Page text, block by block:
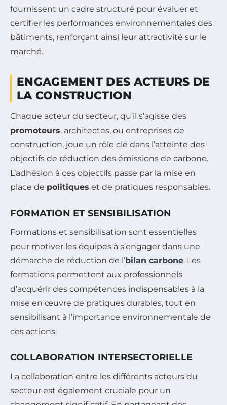
fournissent un cadre structuré pour évaluer et
certifier les performances environnementales des
bâtiments, renforçant ainsi leur attractivité sur le
marché.
ENGAGEMENT DES ACTEURS DE
LA CONSTRUCTION
Chaque acteur du secteur, qu’il s’agisse des
promoteurs, architectes, ou entreprises de
construction, joue un rôle clé dans l’atteinte des
objectifs de réduction des émissions de carbone.
L’adhésion à ces objectifs passe par la mise en
place de politiques et de pratiques responsables.
FORMATION ET SENSIBILISATION
Formations et sensibilisation sont essentielles
pour motiver les équipes à s’engager dans une
démarche de réduction de l’bilan carbone. Les
formations permettent aux professionnels
d’acquérir des compétences indispensables à la
mise en œuvre de pratiques durables, tout en
sensibilisant à l’importance environnementale de
ces actions.
COLLABORATION INTERSECTORIELLE
La collaboration entre les différents acteurs du
secteur est également cruciale pour un